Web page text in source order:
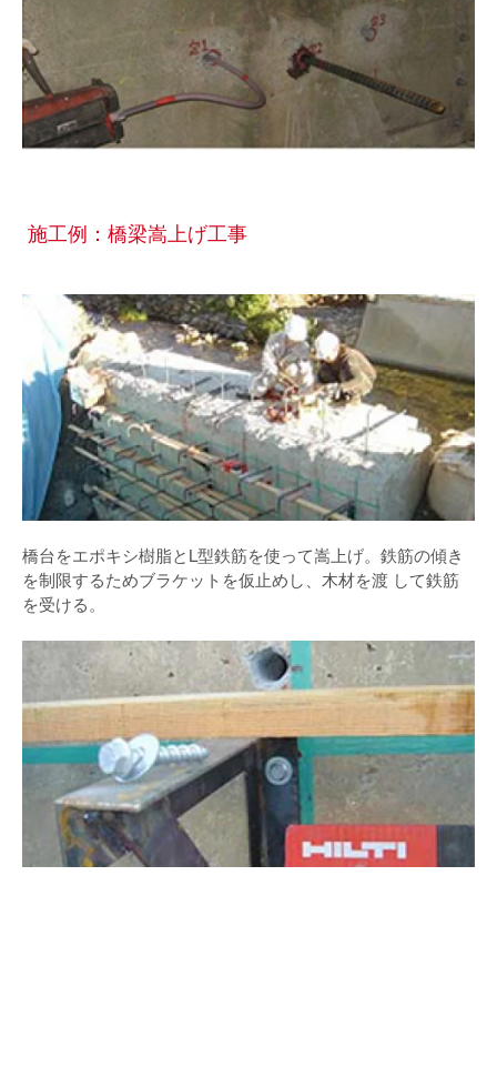
施工例：橋梁嵩上げ工事
橋台をエポキシ樹脂とL型鉄筋を使って嵩上げ。鉄筋の傾き
を制限するためブラケットを仮止めし、木材を渡 して鉄筋
を受ける。